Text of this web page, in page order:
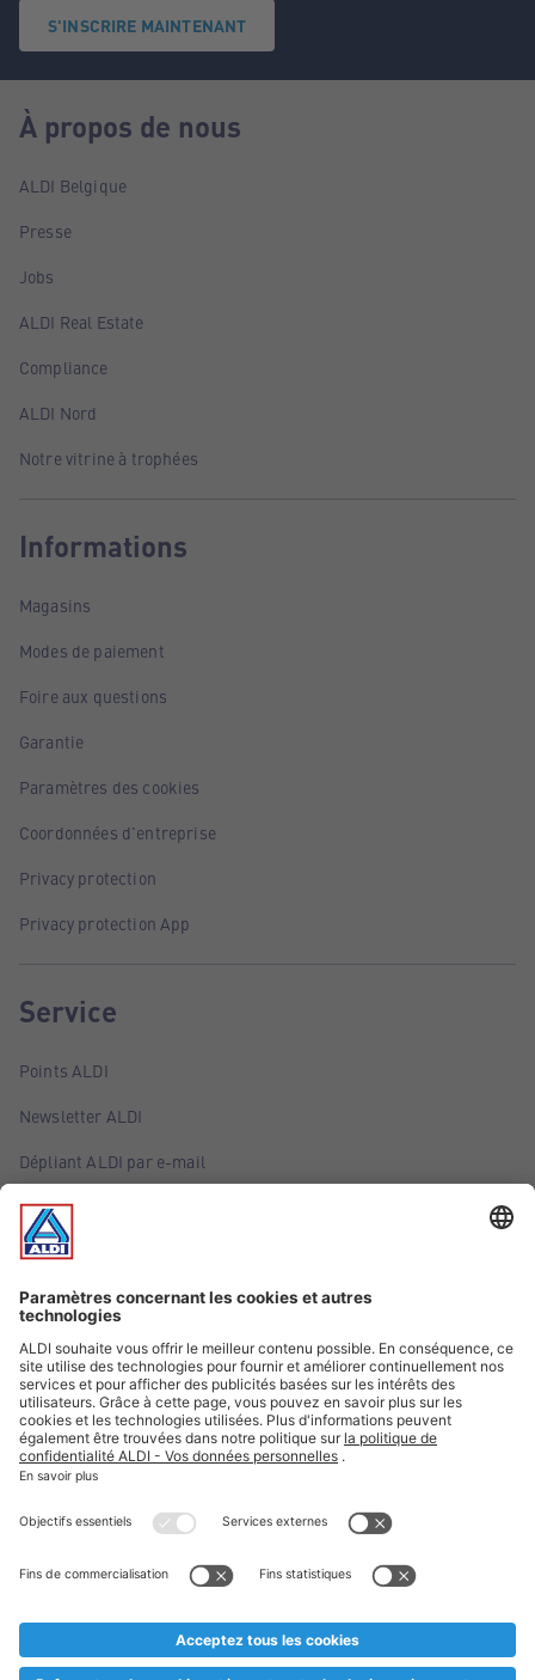
S'INSCRIRE MAINTENANT
À propos de nous
ALDI Belgique
Presse
Jobs
ALDI Real Estate
Compliance
ALDI Nord
Notre vitrine à trophées
Informations
Magasins
Modes de paiement
Foire aux questions
Garantie
Paramètres des cookies
Coordonnées d'entreprise
Privacy protection
Privacy protection App
Service
Points ALDI
Newsletter ALDI
Dépliant ALDI par e-mail
Offres
Infos essentielles
Suivez ALDI Belgique
Textes marqués d'un astérisque et mentions légales
* Nous vendons ces articles temporairement et jusqu'à
au cas où, malgré le planning bien étudié, nous serions
prématurément en rupture de stock. Prix Recupel et TVA incl.
** Sur ce site, l’utilisation de la forme masculine a été adoptée